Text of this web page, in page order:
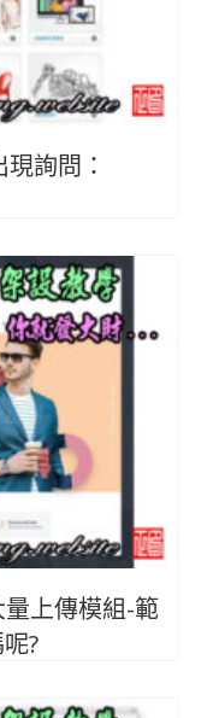
詢問：
上傳模組-範
?